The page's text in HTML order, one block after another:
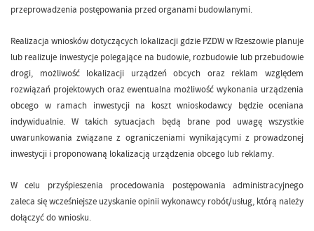
przeprowadzenia postępowania przed organami budowlanymi.
Realizacja wniosków dotyczących lokalizacji gdzie PZDW w Rzeszowie planuje
lub realizuje inwestycje polegające na budowie, rozbudowie lub przebudowie
drogi, możliwość lokalizacji urządzeń obcych oraz reklam względem
rozwiązań projektowych oraz ewentualna możliwość wykonania urządzenia
obcego w ramach inwestycji na koszt wnioskodawcy będzie oceniana
indywidualnie. W takich sytuacjach będą brane pod uwagę wszystkie
uwarunkowania związane z ograniczeniami wynikającymi z prowadzonej
inwestycji i proponowaną lokalizacją urządzenia obcego lub reklamy.
W celu przyśpieszenia procedowania postępowania administracyjnego
zaleca się wcześniejsze uzyskanie opinii wykonawcy robót/usług, którą należy
dołączyć do wniosku.